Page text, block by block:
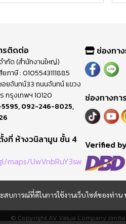
บการณ์ที่ดีในการใช้งานเว็บไซต์ของท่าน
รติดต่อ
ำกัด (สำนักงานใหญ่)
ภาษี : 0105543111885
อยจันทน์33 ถนนจันทน์ แขวง
กรุงเทพฯ 10120
,092-246-8025,
งที่ ห้างวนิลามูน ชั้น 4
maps/UwVnbRuY3sw
ช่องทา
ช่องทางก
Verified by
© Copyright AV Value Company